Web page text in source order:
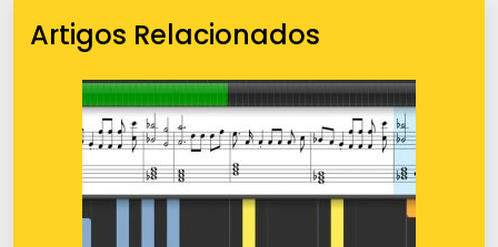
Artigos Relacionados